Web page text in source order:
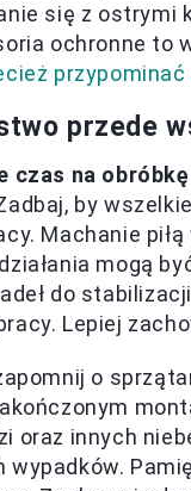
się z ostrymi
ochronne to
przede
czas na
by
Machanie
mogą
do
Lepiej
o
oraz innych
wypadków.